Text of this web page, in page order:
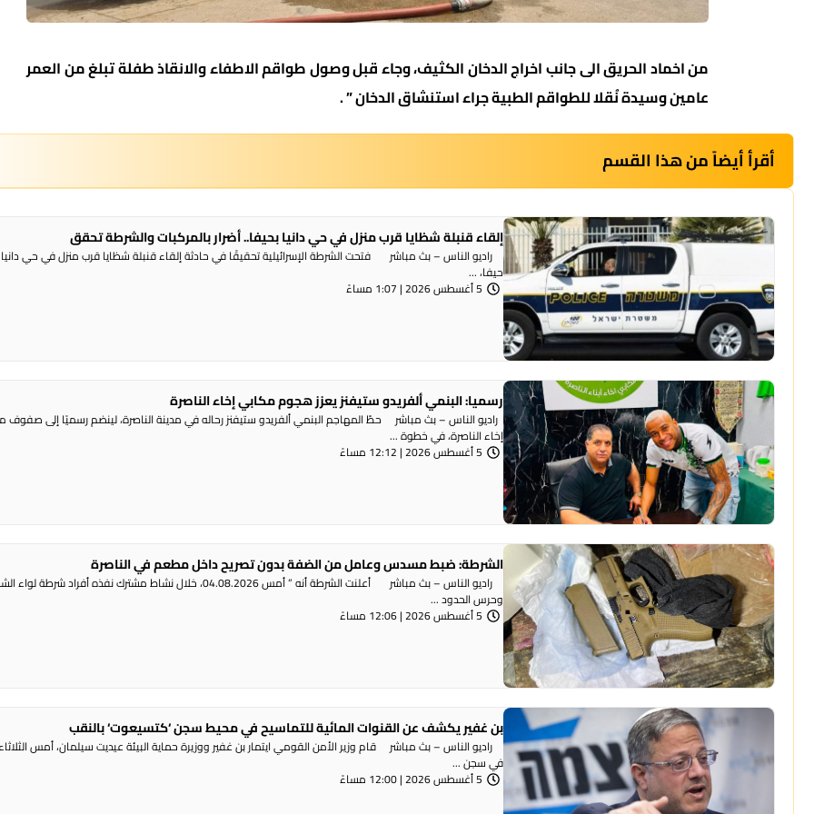
من اخماد الحريق الى جانب اخراج الدخان الكثيف، وجاء قبل وصول طواقم الاطفاء والانقاذ طفلة تبلغ من العمر
عامين وسيدة نُقلا للطواقم الطبية جراء استنشاق الدخان ” .
أقرأ أيضاً من هذا القسم
إلقاء قنبلة شظايا قرب منزل في حي دانيا بحيفا.. أضرار بالمركبات والشرطة تحقق
راديو الناس – بث مباشر فتحت الشرطة الإسرائيلية تحقيقًا في حادثة إلقاء قنبلة شظايا قرب منزل في حي دانيا
حيفا، ...
5 أغسطس 2026 | 1:07 مساءً
رسميا: البنمي ألفريدو ستيفنز يعزز هجوم مكابي إخاء الناصرة
راديو الناس – بث مباشر حطّ المهاجم البنمي ألفريدو ستيفنز رحاله في مدينة الناصرة، لينضم رسميًا إلى صفوف
إخاء الناصرة، في خطوة ...
5 أغسطس 2026 | 12:12 مساءً
الشرطة: ضبط مسدس وعامل من الضفة بدون تصريح داخل مطعم في الناصرة
راديو الناس – بث مباشر أعلنت الشرطة أنه ” أمس 04.08.2026، خلال نشاط مشترك نفذه أفراد شرطة
وحرس الحدود ...
5 أغسطس 2026 | 12:06 مساءً
بن غفير يكشف عن القنوات المائية للتماسيح في محيط سجن ‘كتسيعوت‘ بالنقب
راديو الناس – بث مباشر قام وزير الأمن القومي ايتمار بن غفير ووزيرة حماية البيئة عيديت سيلمان، أمس
في سجن ...
5 أغسطس 2026 | 12:00 مساءً